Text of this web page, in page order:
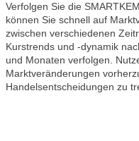
Verfolgen Sie die
können Sie schnell auf
zwischen verschiedenen
Kurstrends und -dynamik
und Monaten verfolgen.
Marktveränderungen
Handelsentscheidungen zu